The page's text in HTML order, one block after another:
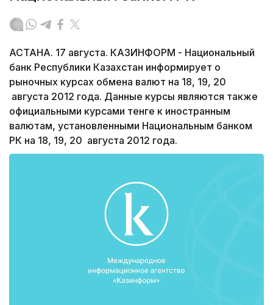
АСТАНА. 17 августа. КАЗИНФОРМ - Национальный
банк Республики Казахстан информирует о
рыночных курсах обмена валют на 18, 19, 20
августа 2012 года. Данные курсы являются также
официальными курсами тенге к иностранным
валютам, установленными Национальным банком
РК на 18, 19, 20 августа 2012 года.